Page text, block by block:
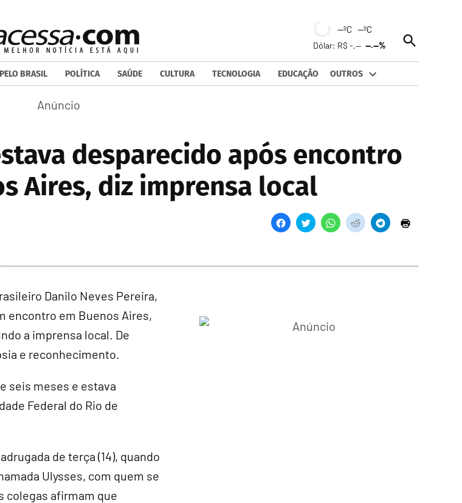
--ºC --ºC
Dólar: R$ -,----.--%
Open
Search
PELO BRASIL POLÍTICA SAÚDE CULTURA TECNOLOGIA EDUCAÇÃO OUTROS
desparecido após encontro
Aires, diz imprensa local
Danilo Neves Pereira,
encontro em Buenos Aires,
a imprensa local. De
e reconhecimento.
seis meses e estava
Federal do Rio de
de terça (14), quando
Ulysses, com quem se
colegas afirmam que